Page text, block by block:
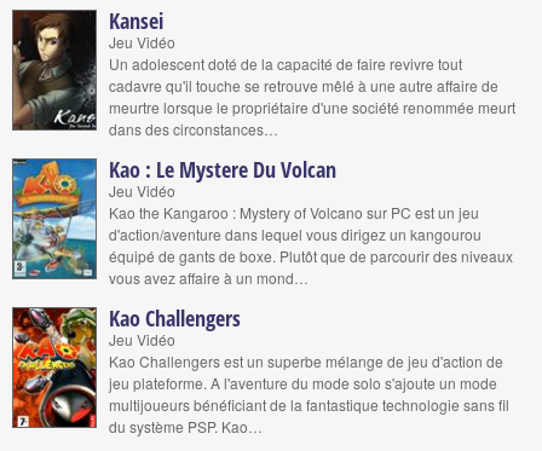
Kansei
Jeu Vidéo
Un adolescent doté de la capacité de faire revivre tout
cadavre qu'il touche se retrouve mêlé à une autre affaire de
meurtre lorsque le propriétaire d'une société renommée meurt
dans des circonstances…
Kao : Le Mystere Du Volcan
Jeu Vidéo
Kao the Kangaroo : Mystery of Volcano sur PC est un jeu
d'action/aventure dans lequel vous dirigez un kangourou
équipé de gants de boxe. Plutôt que de parcourir des niveaux
vous avez affaire à un mond…
Kao Challengers
Jeu Vidéo
Kao Challengers est un superbe mélange de jeu d'action de
jeu plateforme. A l'aventure du mode solo s'ajoute un mode
multijoueurs bénéficiant de la fantastique technologie sans fil
du système PSP. Kao…